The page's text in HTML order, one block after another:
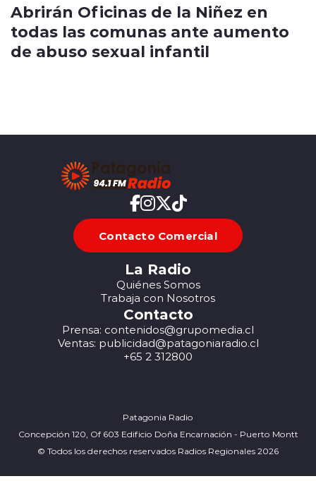
Abrirán Oficinas de la Niñez en
todas las comunas ante aumento
de abuso sexual infantil
Contacto Comercial
La Radio
Quiénes Somos
Trabaja con Nosotros
Contacto
Prensa: contenidos@grupomedia.cl
Ventas: publicidad@patagoniaradio.cl
+65 2 312800
Patagonia Radio
Concepción 120, Of 603 Edificio Doña Encarnación - Puerto Montt
© Todos los derechos reservados Radios Regionales 2026